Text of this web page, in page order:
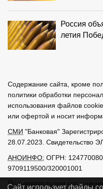
Россия
летия
Содержание сайта, кроме
политики обработки
использования файлов
или офертой и носит
СМИ "Банковая"
28.07.2023. Свидетельство
АНОИНФО; ОГРН:
9709119500/320001001
Пользовательское
Сайт использует файлы